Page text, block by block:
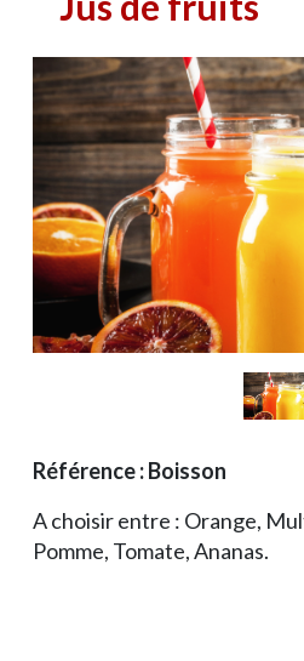
Référence : Boisson
A choisir entre : Orange,
Pomme, Tomate, Ananas.